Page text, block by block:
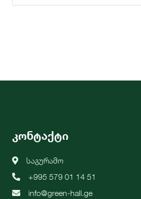
კონტაქტი
საგურამო
+995 579 01 14 51
info@green-hall.ge